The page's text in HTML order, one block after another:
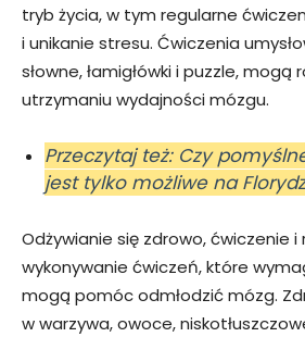
tryb życia, w tym regularne
i unikanie stresu. Ćwiczenia
słowne, łamigłówki i puzzle,
utrzymaniu wydajności mózgu.
Przeczytaj też: Czy
jest tylko możliwe na
Odżywianie się zdrowo, ćwiczenie i
wykonywanie ćwiczeń, które
mogą pomóc odmłodzić mózg.
w warzywa, owoce,